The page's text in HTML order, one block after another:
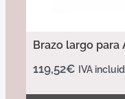
Brazo largo para
119,52€ IVA